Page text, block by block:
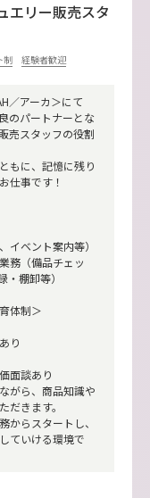
エリー販売スタ
制 経験者歓迎
／アーカ＞にて
のパートナーとな
売スタッフの役割
もに、記憶に残り
仕事です！
イベント案内等）
務（備品チェッ
・棚卸等）
体制＞
り
面談あり
がら、商品知識や
だきます。
からスタートし、
ていける環境で